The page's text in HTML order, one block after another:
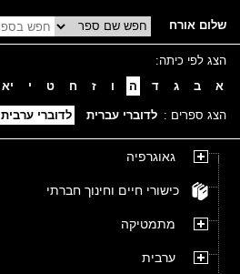
שלום אורח
הצג לפי כיתה:
א
ב ג ד ה ו ז ח ט י יא
הצג ספרים : לדוברי עברית לדוברי ערבית
גאוגרפיה
כישורי חיים וחינוך חברתי
מתמטיקה
ערבית